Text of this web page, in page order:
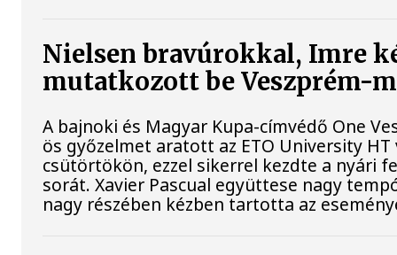
Nielsen bravúrokkal, Imre
mutatkozott be Veszprém-
A bajnoki és Magyar Kupa-címvédő One
ös győzelmet aratott az ETO University
csütörtökön, ezzel sikerrel kezdte a nyári
sorát. Xavier Pascual együttese nagy
nagy részében kézben tartotta az